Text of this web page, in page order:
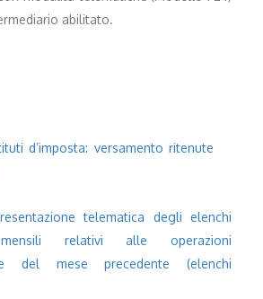
abilitato.
d’imposta: versamento ritenute
telematica degli elenchi
relativi alle operazioni
del mese precedente (elenchi